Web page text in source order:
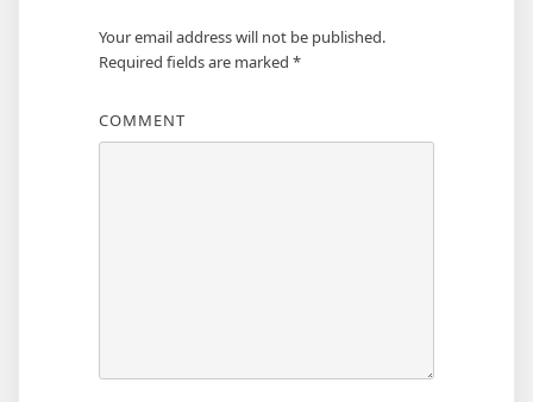
Your email address will not be published.
Required fields are marked *
COMMENT